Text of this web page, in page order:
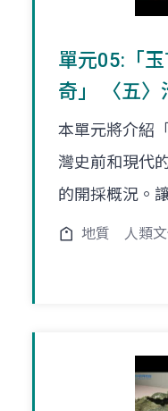
單元05:「
奇」 〈五〉
本單元將介紹
灣史前和現代
的開採概況。
地質 人類